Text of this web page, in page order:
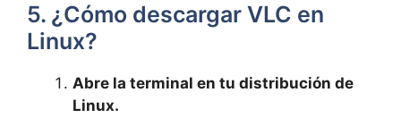
5. ¿Cómo descargar VLC en
Linux?
Abre la terminal en tu distribución de
Linux.